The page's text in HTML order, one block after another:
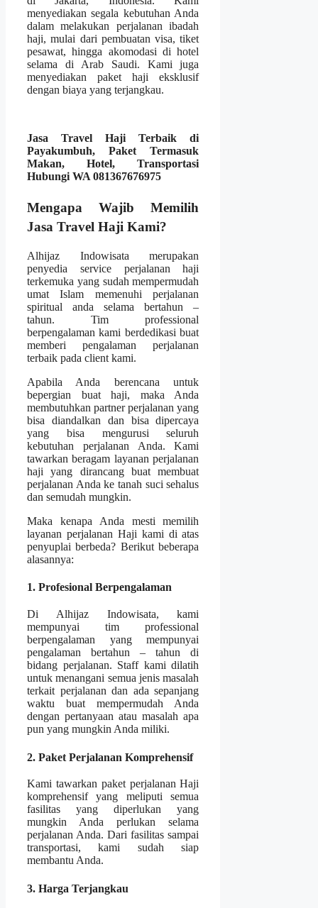
menyediakan segala kebutuhan Anda
dalam melakukan perjalanan ibadah
haji, mulai dari pembuatan visa, tiket
pesawat, hingga akomodasi di hotel
selama di Arab Saudi. Kami juga
menyediakan paket haji eksklusif
dengan biaya yang terjangkau.
Jasa Travel Haji Terbaik di
Payakumbuh, Paket Termasuk
Makan, Hotel, Transportasi
Hubungi WA 081367676975
Mengapa Wajib Memilih
Jasa Travel Haji Kami?
Alhijaz Indowisata merupakan
penyedia service perjalanan haji
terkemuka yang sudah mempermudah
umat Islam memenuhi perjalanan
spiritual anda selama bertahun –
tahun. Tim professional
berpengalaman kami berdedikasi buat
memberi pengalaman perjalanan
terbaik pada client kami.
Apabila Anda berencana untuk
bepergian buat haji, maka Anda
membutuhkan partner perjalanan yang
bisa diandalkan dan bisa dipercaya
yang bisa mengurusi seluruh
kebutuhan perjalanan Anda. Kami
tawarkan beragam layanan perjalanan
haji yang dirancang buat membuat
perjalanan Anda ke tanah suci sehalus
dan semudah mungkin.
Maka kenapa Anda mesti memilih
layanan perjalanan Haji kami di atas
penyuplai berbeda? Berikut beberapa
alasannya:
1. Profesional Berpengalaman
Di Alhijaz Indowisata, kami
mempunyai tim professional
berpengalaman yang mempunyai
pengalaman bertahun – tahun di
bidang perjalanan. Staff kami dilatih
untuk menangani semua jenis masalah
terkait perjalanan dan ada sepanjang
waktu buat mempermudah Anda
dengan pertanyaan atau masalah apa
pun yang mungkin Anda miliki.
2. Paket Perjalanan Komprehensif
Kami tawarkan paket perjalanan Haji
komprehensif yang meliputi semua
fasilitas yang diperlukan yang
mungkin Anda perlukan selama
perjalanan Anda. Dari fasilitas sampai
transportasi, kami sudah siap
membantu Anda.
3. Harga Terjangkau